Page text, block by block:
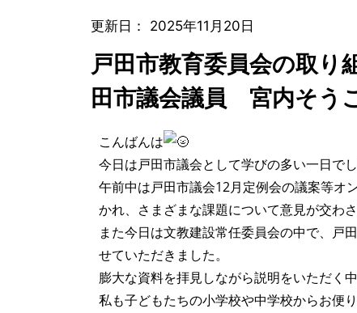
更新日： 2025年11月20日
戸田市教育委員会の取
田市議会議員 宮内そう
こんばんは
今日は戸田市議会として学びの多い一日でし
午前中は戸田市議会12月定例会の議案等オ
かれ、さまざまな課題について意見が交わさ
また今日は文教建設常任委員会の中で、戸
せていただきました。
膨大な資料を拝見しながら説明をいただく
私も子どもたちの小学校や中学校からお便